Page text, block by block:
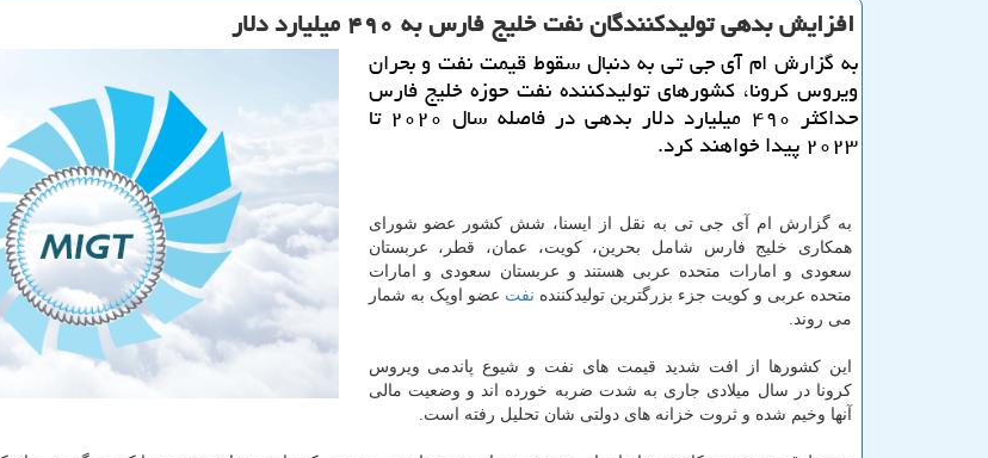
افزایش بدهی تولیدكنندگان نفت خلیج فارس به ۴۹۰ میلیارد دلار
به گزارش ام آی جی تی به دنبال سقوط قیمت نفت و بحران
ویروس كرونا، كشورهای تولیدكننده نفت حوزه خلیج فارس
حداكثر ۴۹۰ میلیارد دلار بدهی در فاصله سال ۲۰۲۰ تا
۲۰۲۳ پیدا خواهند كرد.
به گزارش ام آی جی تی به نقل از ایسنا، شش کشور عضو شورای
همکاری خلیج فارس شامل بحرین، کویت، عمان، قطر، عربستان
سعودی و امارات متحده عربی هستند و عربستان سعودی و امارات
متحده عربی و کویت جزء بزرگترین تولیدکننده نفت عضو اوپک به شمار
می روند.
این کشورها از افت شدید قیمت های نفت و شیوع پاندمی ویروس
کرونا در سال میلادی جاری به شدت ضربه خورده اند و وضعیت مالی
آنها وخیم شده و ثروت خزانه های دولتی شان تحلیل رفته است.